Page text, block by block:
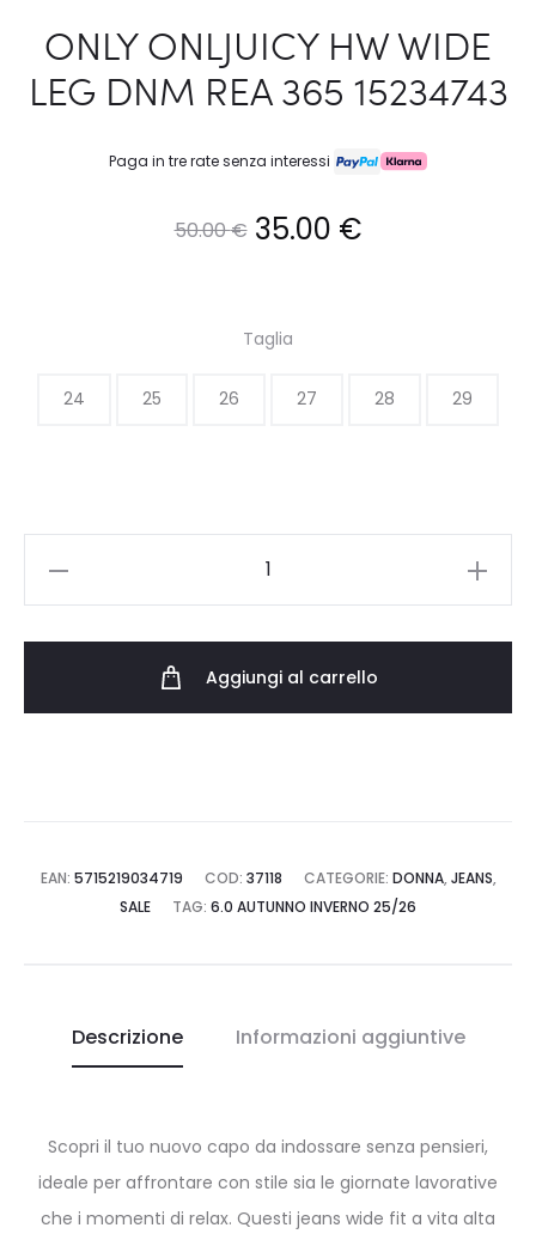
ONLY ONLJUICY HW WIDE
LEG DNM REA 365 15234743
Paga in tre rate senza interessi
50.00€ Il
originale
era:
35.00 €Il
è:
Taglia
24 25 26 27 28 29
Aggiungi al carrello
EAN: 5715219034719 COD: 37118 CATEGORIE: DONNA, JEANS,
SALE
TAG: 6.0 AUTUNNO INVERNO 25/26
Descrizione Informazioni aggiuntive
Scopri il tuo nuovo capo da indossare senza pensieri,
ideale per affrontare con stile sia le giornate lavorative
che i momenti di relax. Questi jeans wide fit a vita alta